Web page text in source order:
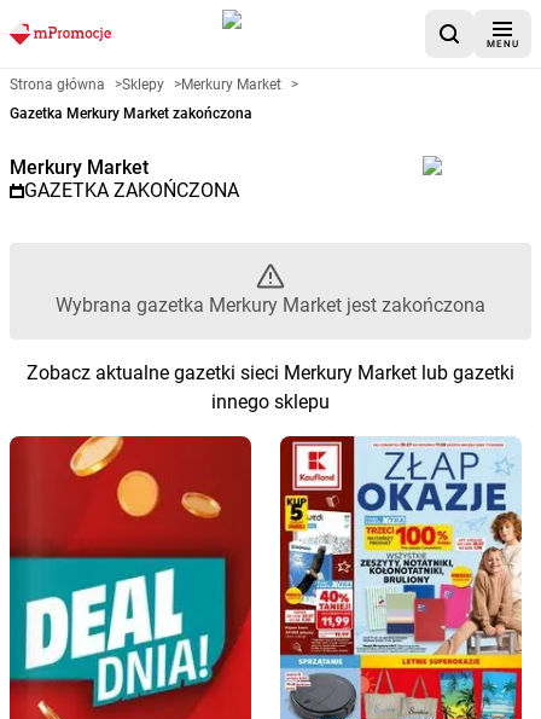
MENU
Gazetka promocyjna Merkury
Strona główna >Sklepy >Merkury Market >
Gazetka Merkury Market zakończona
Merkury Market
GAZETKA ZAKOŃCZONA
Wybrana gazetka Merkury Market jest zakończona
Zobacz aktualne gazetki sieci Merkury Market lub gazetki
innego sklepu